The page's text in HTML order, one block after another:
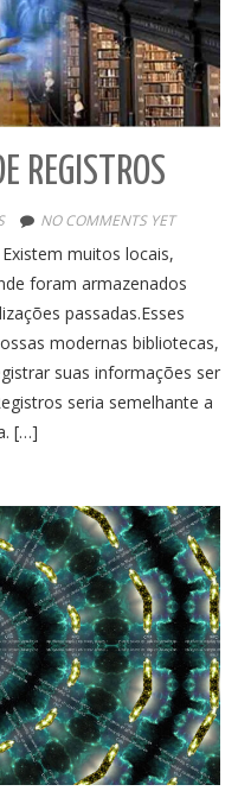
REGISTROS
NO COMMENTS YET
Existem muitos locais,
foram armazenados
passadas.Esses
modernas bibliotecas,
suas informações ser
seria semelhante a
[…]